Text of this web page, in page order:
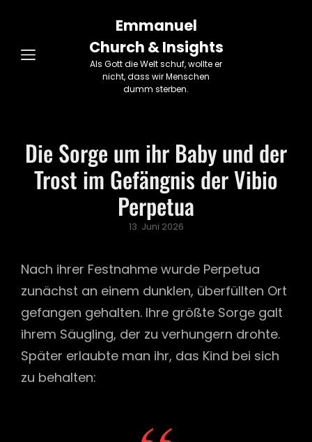
Emmanuel
Church & Insights
Als Gott die Welt schuf, wollte er
nicht, dass wir Menschen
dumm sterben.
Die Sorge um ihr Baby und der
Trost im Gefängnis der Vibio
Perpetua
Posted
13. Juni 2026
Nach ihrer Festnahme wurde Perpetua
zunächst an einem dunklen, überfüllten Ort
gefangen gehalten. Ihre größte Sorge galt
ihrem Säugling, der zu verhungern drohte.
Später erlaubte man ihr, das Kind bei sich
zu behalten: